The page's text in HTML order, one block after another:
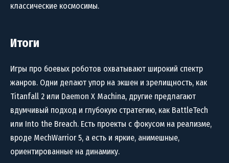
классические космосимы.
Итоги
Игры про боевых роботов охватывают широкий спектр
жанров. Одни делают упор на экшен и зрелищность, как
Titanfall 2 или Daemon X Machina, другие предлагают
вдумчивый подход и глубокую стратегию, как BattleTech
или Into the Breach. Есть проекты с фокусом на реализме,
вроде MechWarrior 5, а есть и яркие, анимешные,
ориентированные на динамику.